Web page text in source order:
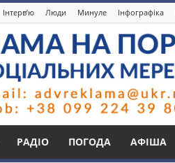
Інтерв’ю Люди Минуле Інфографіка
РАДІО ПОГОДА АФІША